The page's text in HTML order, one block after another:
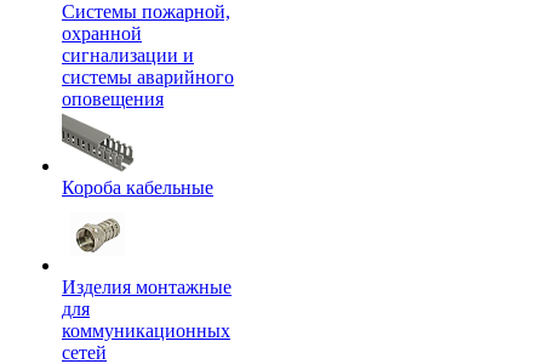
Системы пожарной,
охранной
сигнализации и
системы аварийного
оповещения
Короба кабельные
Изделия монтажные
для
коммуникационных
сетей